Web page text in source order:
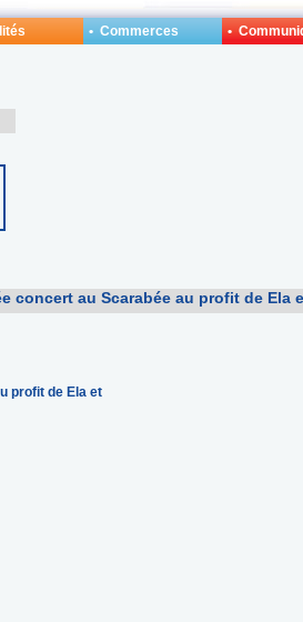
concert au Scarabée au profit de Ela
profit de Ela et
• Commerces
•